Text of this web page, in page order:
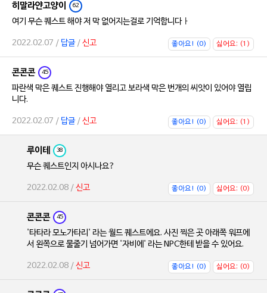
히말라얀고양이 62
여기 무슨 퀘스트 해야 저 막 없어지는걸로 기억합니다ㅏ
2022.02.07 / 답글/ 신고 좋아요! (0) 싫어요; (1)
콘콘콘 45
파란색 막은 퀘스트 진행해야 열리고 보라색 막은 번개의 씨앗이 있어야 열립
니다.
2022.02.07 / 답글/ 신고 좋아요! (0) 싫어요; (1)
루이테 38
무슨 퀘스트인지 아시나요?
2022.02.08 / 신고 좋아요! (0) 싫어요; (0)
콘콘콘 45
'타타라 모노가타리' 라는 월드 퀘스트에요. 사진 찍은 곳 아래쪽 워프에
서 왼쪽으로 물줄기 넘어가면 '자비에' 라는 NPC한테 받을 수 있어요.
2022.02.08 / 신고 좋아요! (0) 싫어요; (0)